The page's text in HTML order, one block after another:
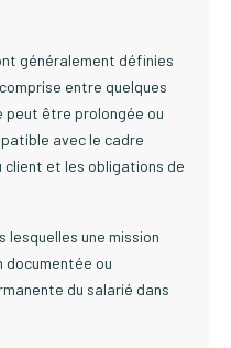
généralement définies
entre quelques
peut être prolongée ou
avec le cadre
client et les obligations de
lesquelles une mission
documentée ou
du salarié dans